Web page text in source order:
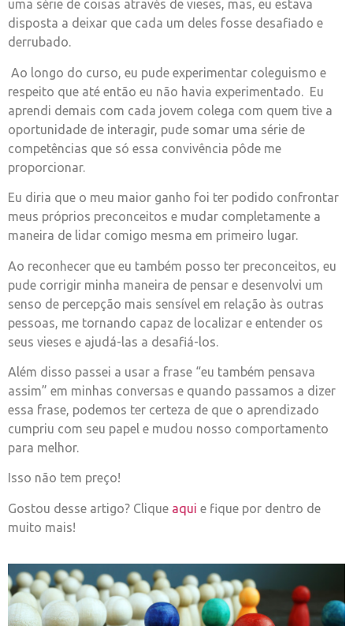
uma série de coisas através de vieses, mas, eu estava
disposta a deixar que cada um deles fosse desafiado e
derrubado.
Ao longo do curso, eu pude experimentar coleguismo e
respeito que até então eu não havia experimentado. Eu
aprendi demais com cada jovem colega com quem tive a
oportunidade de interagir, pude somar uma série de
competências que só essa convivência pôde me
proporcionar.
Eu diria que o meu maior ganho foi ter podido confrontar
meus próprios preconceitos e mudar completamente a
maneira de lidar comigo mesma em primeiro lugar.
Ao reconhecer que eu também posso ter preconceitos, eu
pude corrigir minha maneira de pensar e desenvolvi um
senso de percepção mais sensível em relação às outras
pessoas, me tornando capaz de localizar e entender os
seus vieses e ajudá-las a desafiá-los.
Além disso passei a usar a frase “eu também pensava
assim” em minhas conversas e quando passamos a dizer
essa frase, podemos ter certeza de que o aprendizado
cumpriu com seu papel e mudou nosso comportamento
para melhor.
Isso não tem preço!
Gostou desse artigo? Clique aqui e fique por dentro de
muito mais!